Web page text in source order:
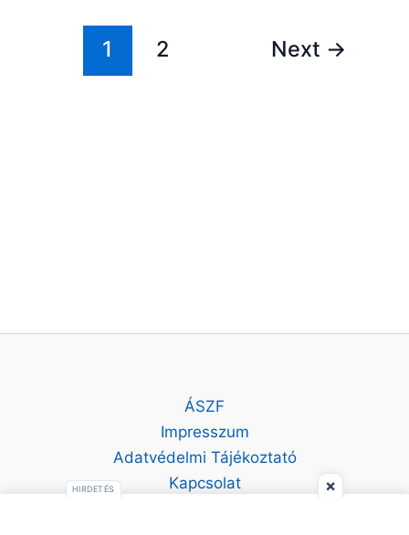
1 2 Next →
ÁSZF
Impresszum
Adatvédelmi Tájékoztató
Kapcsolat
HIRDETÉS ×